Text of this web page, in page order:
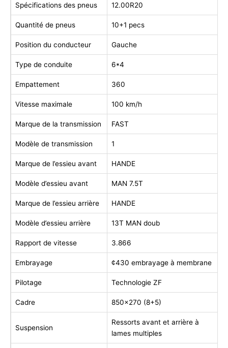
Spécifications des pneus 12.00R20
Quantité de pneus 10+1 pecs
Position du conducteur Gauche
Type de conduite 6*4
Empattement 360
Vitesse maximale 100 km/h
Marque de la transmission FAST
Modèle de transmission 1
Marque de l’essieu avant HANDE
Modèle d’essieu avant MAN 7.5T
Marque de l’essieu arrière HANDE
Modèle d’essieu arrière 13T MAN doub
Rapport de vitesse 3.866
Embrayage ¢430 embrayage à membrane
Pilotage Technologie ZF
Cadre 850×270 (8+5)
Suspension
Ressorts avant et arrière à
lames multiples